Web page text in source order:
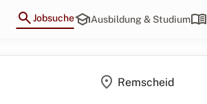
searchJobsucheschoolAusbildung & Studiummenu_book
location_on